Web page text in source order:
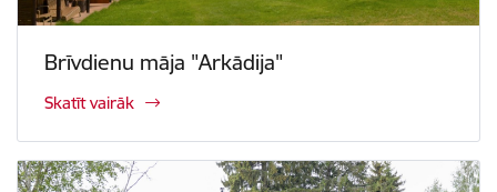
Brīvdienu māja "Arkādija"
Skatīt vairāk